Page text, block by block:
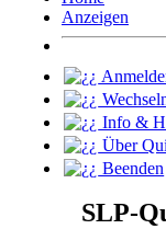
Anzeigen
Info &
Über
Beenden
SLP-